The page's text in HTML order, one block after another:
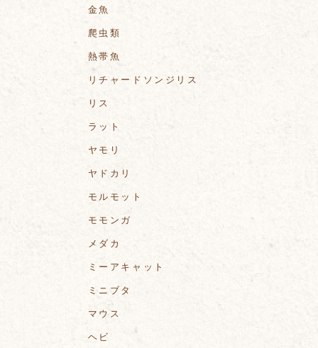
金魚
爬虫類
熱帯魚
リチャードソンジリス
リス
ラット
ヤモリ
ヤドカリ
モルモット
モモンガ
メダカ
ミーアキャット
ミニブタ
マウス
ヘビ